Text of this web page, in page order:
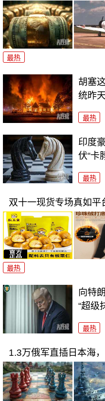
最热
胡塞
统昨
最热
印度
伏“卡
最热
双十一现货专场真如平
最热
向特
“超级
最热
1.3万俄军直插日本海